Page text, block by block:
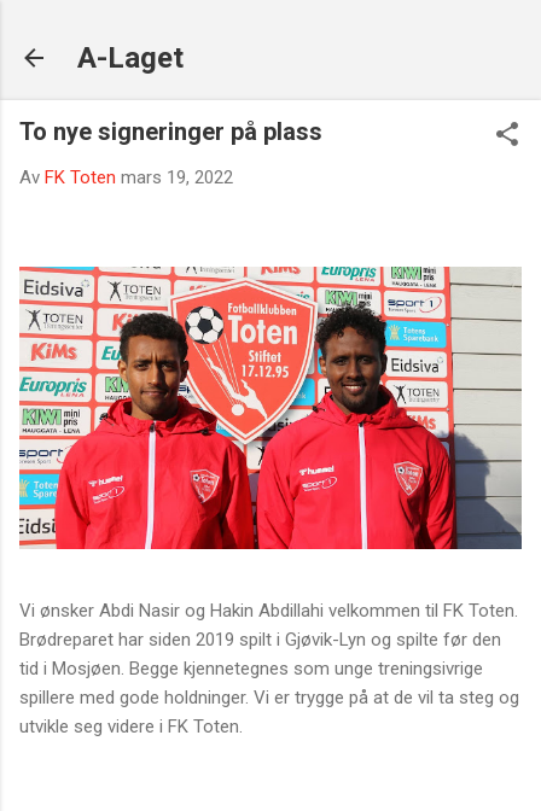
A-Laget
To nye signeringer på plass
Av FK Toten mars 19, 2022
Vi ønsker Abdi Nasir og Hakin Abdillahi velkommen til FK Toten.
Brødreparet har siden 2019 spilt i Gjøvik-Lyn og spilte før den
tid i Mosjøen. Begge kjennetegnes som unge treningsivrige
spillere med gode holdninger. Vi er trygge på at de vil ta steg og
utvikle seg videre i FK Toten.